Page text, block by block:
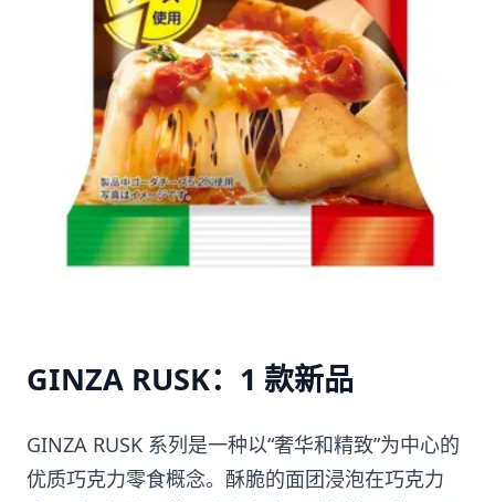
GINZA RUSK：1 款新品
GINZA RUSK 系列是一种以“奢华和精致”为中心的
优质巧克力零食概念。酥脆的面团浸泡在巧克力